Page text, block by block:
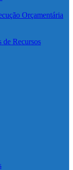
Orçamentária
de Recursos